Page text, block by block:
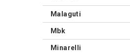
Malaguti
Mbk
Minarelli